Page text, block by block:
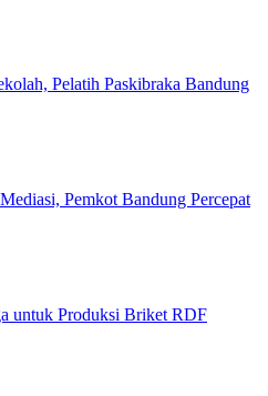
Pelatih Paskibraka Bandung
Pemkot Bandung Percepat
untuk Produksi Briket RDF